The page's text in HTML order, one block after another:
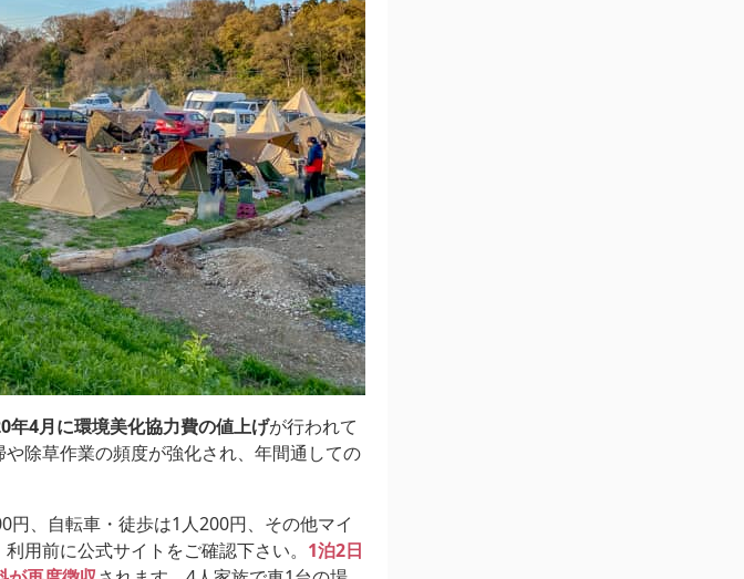
年4月に環境美化協力費の値上げが行われて
除草作業の頻度が強化され、年間通しての
、自転車・徒歩は1人200円、その他マイ
用前に公式サイトをご確認下さい。 1泊2日